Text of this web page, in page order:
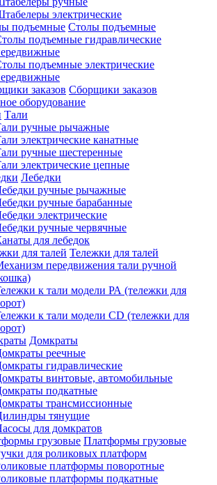
электрические
Столы подъемные
подъемные гидравлические
подъемные электрические
Сборщики заказов
оборудование
Тали
ручные рычажные
электрические канатные
ручные шестеренные
электрические цепные
Лебедки
ручные рычажные
ручные барабанные
электрические
ручные червячные
для лебедок
Тележки для талей
передвижения тали ручной
к тали модели РА (тележки для
к тали модели CD (тележки для
Домкраты
реечные
гидравлические
винтовые, автомобильные
подкатные
трансмиссионные
тянущие
для домкратов
Платформы грузовые
для роликовых платформ
платформы поворотные
платформы подкатные